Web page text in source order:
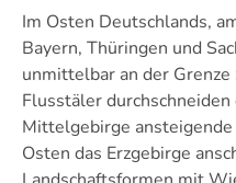
Im Osten Deutschlands,
Bayern, Thüringen und
unmittelbar an der Grenze
Flusstäler durchschneiden
Mittelgebirge
Osten das Erzgebirge